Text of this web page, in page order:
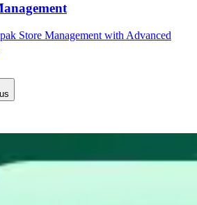
Store Management with Advanced